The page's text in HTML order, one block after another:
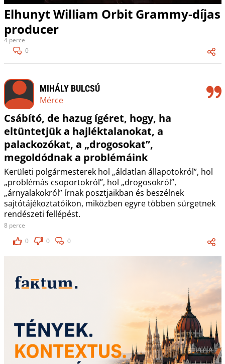
Elhunyt William Orbit Grammy-díjas
producer
4 perce
0
MIHÁLY BULCSÚ
Mérce
Csábító, de hazug ígéret, hogy, ha
eltüntetjük a hajléktalanokat, a
palackozókat, a „drogosokat”,
megoldódnak a problémáink
Kerületi polgármesterek hol „áldatlan állapotokról”, hol
„problémás csoportokról”, hol „drogosokról”,
„árnyalakokról” írnak posztjaikban és beszélnek
sajtótájékoztatóikon, miközben egyre többen sürgetnek
rendészeti fellépést.
8 perce
0
0 0